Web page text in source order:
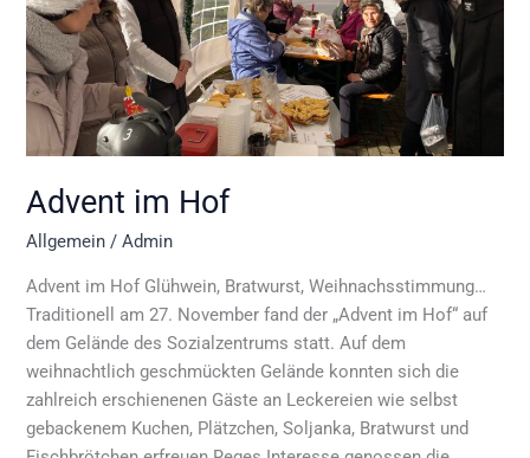
Advent im Hof
Allgemein /Admin
Advent im Hof Glühwein, Bratwurst, Weihnachsstimmung…
Traditionell am 27. November fand der „Advent im Hof“ auf
dem Gelände des Sozialzentrums statt. Auf dem
weihnachtlich geschmückten Gelände konnten sich die
zahlreich erschienenen Gäste an Leckereien wie selbst
gebackenem Kuchen, Plätzchen, Soljanka, Bratwurst und